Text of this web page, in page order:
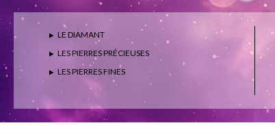
LE DIAMANT
LES PIERRES PRÉCIEUSES
LES PIERRES FINES